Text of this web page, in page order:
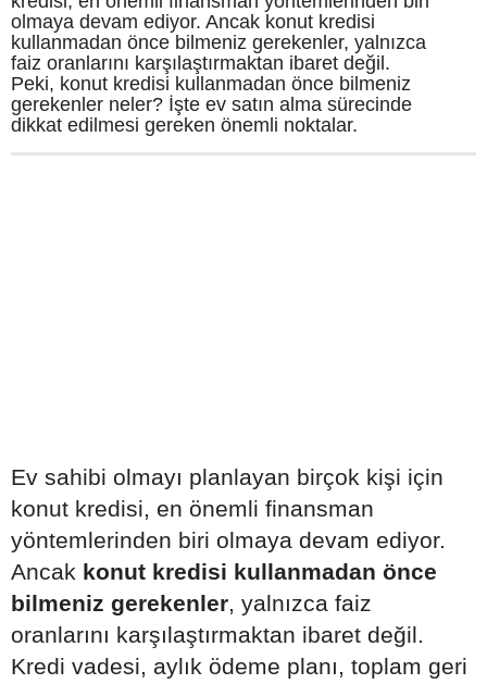
olmaya devam ediyor. Ancak konut kredisi
kullanmadan önce bilmeniz gerekenler, yalnızca
faiz oranlarını karşılaştırmaktan ibaret değil.
Peki, konut kredisi kullanmadan önce bilmeniz
gerekenler neler? İşte ev satın alma sürecinde
dikkat edilmesi gereken önemli noktalar.
Ev sahibi olmayı planlayan birçok kişi için
konut kredisi, en önemli finansman
yöntemlerinden biri olmaya devam ediyor.
Ancak konut kredisi kullanmadan önce
bilmeniz gerekenler, yalnızca faiz
oranlarını karşılaştırmaktan ibaret değil.
Kredi vadesi, aylık ödeme planı, toplam geri